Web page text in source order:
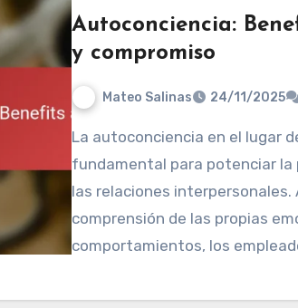
Autoconciencia:
y compromiso
Mateo Salinas 24/11/2025
La autoconciencia en el lugar de trabajo es
fundamental para potenciar la
las relaciones interpersonales.
comprensión de las propias
comportamientos, los